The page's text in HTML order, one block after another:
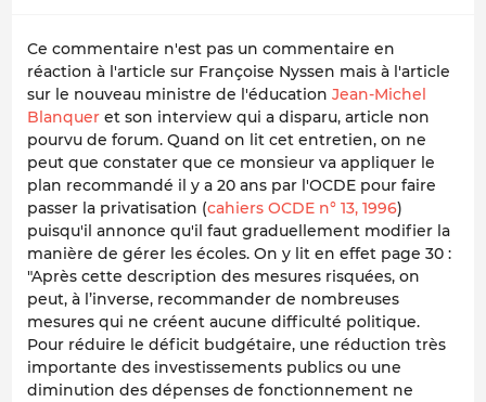
Ce commentaire n'est pas un commentaire en
réaction à l'article sur Françoise Nyssen mais à l'article
sur le nouveau ministre de l'éducation Jean-Michel
Blanquer et son interview qui a disparu, article non
pourvu de forum. Quand on lit cet entretien, on ne
peut que constater que ce monsieur va appliquer le
plan recommandé il y a 20 ans par l'OCDE pour faire
passer la privatisation (cahiers OCDE n° 13, 1996)
puisqu'il annonce qu'il faut graduellement modifier la
manière de gérer les écoles. On y lit en effet page 30 :
"Après cette description des mesures risquées, on
peut, à l’inverse, recommander de nombreuses
mesures qui ne créent aucune difficulté politique.
Pour réduire le déficit budgétaire, une réduction très
importante des investissements publics ou une
diminution des dépenses de fonctionnement ne